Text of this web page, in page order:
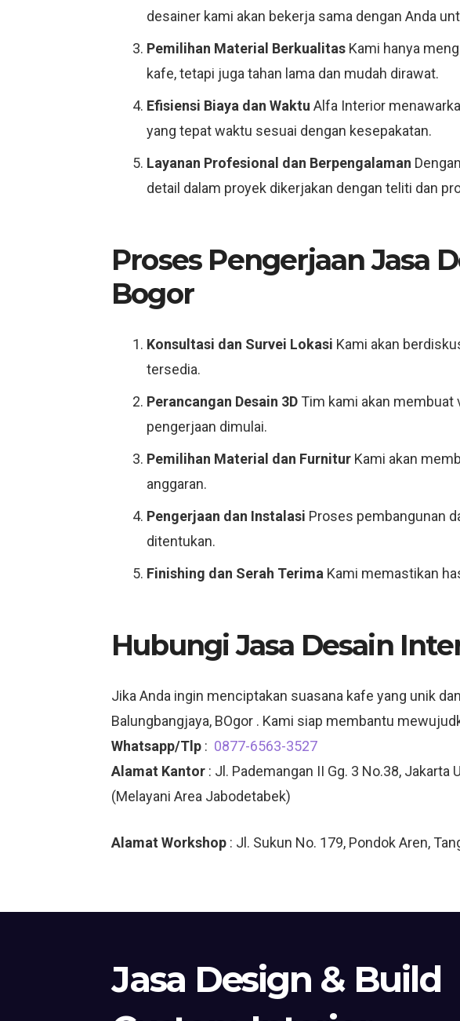
desainer kami akan bekerja sama dengan Anda
Pemilihan Material Berkualitas Kami hanya
kafe, tetapi juga tahan lama dan mudah dirawat.
Efisiensi Biaya dan Waktu Alfa Interior
yang tepat waktu sesuai dengan kesepakatan.
Layanan Profesional dan Berpengalaman
detail dalam proyek dikerjakan dengan teliti dan
Proses Pengerjaan Jasa
Bogor
Konsultasi dan Survei Lokasi Kami akan
tersedia.
Perancangan Desain 3D Tim kami akan membuat
pengerjaan dimulai.
Pemilihan Material dan Furnitur Kami akan
anggaran.
Pengerjaan dan Instalasi Proses pembangunan
ditentukan.
Finishing dan Serah Terima Kami memastikan
Hubungi Jasa Desain
Jika Anda ingin menciptakan suasana kafe yang unik
Balungbangjaya, BOgor . Kami siap membantu
Whatsapp/Tlp : 0877-6563-3527
Alamat Kantor : Jl. Pademangan II Gg. 3 No.38, Jakarta
(Melayani Area Jabodetabek)
Alamat Workshop : Jl. Sukun No. 179, Pondok Aren,
Jasa Design & Build